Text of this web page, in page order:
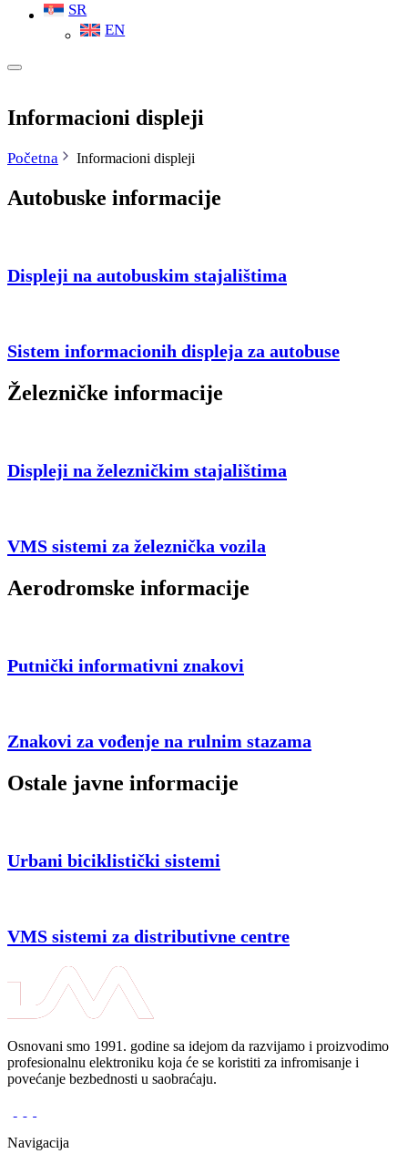
SR
EN
Informacioni displeji
Početna Informacioni displeji
Autobuske informacije
Displeji na autobuskim stajalištima
Sistem informacionih displeja za autobuse
Železničke informacije
Displeji na železničkim stajalištima
VMS sistemi za železnička vozila
Aerodromske informacije
Putnički informativni znakovi
Znakovi za vođenje na rulnim stazama
Ostale javne informacije
Urbani biciklistički sistemi
VMS sistemi za distributivne centre
Osnovani smo 1991. godine sa idejom da razvijamo i proizvodimo
profesionalnu elektroniku koja će se koristiti za infromisanje i
povećanje bezbednosti u saobraćaju.
Navigacija